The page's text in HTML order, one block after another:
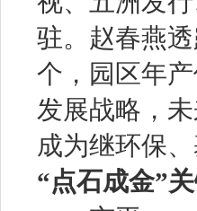
驻。赵春燕
个，园区年
发展战略，
成为继环保
“点石成金”